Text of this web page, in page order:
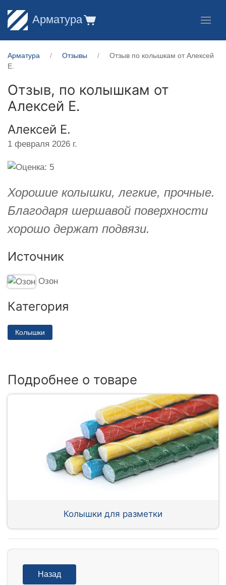
Арматура
Арматура Отзывы
Отзыв по колышкам от Алексей
Е.
Отзыв, по колышкам от
Алексей Е.
Алексей Е.
1 февраля 2026 г.
Хорошие колышки, легкие, прочные.
Благодаря шершавой поверхности
хорошо держат подвязи.
Источник
Озон
Категория
Колышки
Подробнее о товаре
Колышки для разметки
Назад